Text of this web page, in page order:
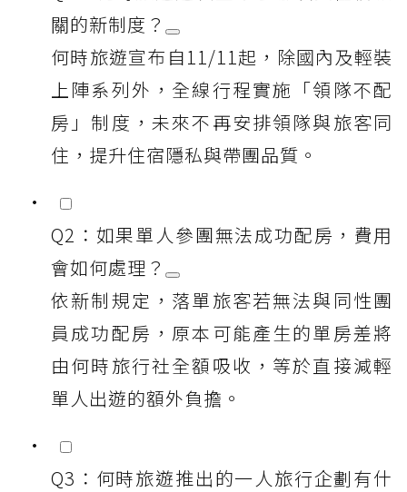
關的新制度？
何時旅遊宣布自11/11起，除國內及輕裝
上陣系列外，全線行程實施「領隊不配
房」制度，未來不再安排領隊與旅客同
住，提升住宿隱私與帶團品質。
Q2：如果單人參團無法成功配房，費用
會如何處理？
依新制規定，落單旅客若無法與同性團
員成功配房，原本可能產生的單房差將
由何時旅行社全額吸收，等於直接減輕
單人出遊的額外負擔。
Q3：何時旅遊推出的一人旅行企劃有什